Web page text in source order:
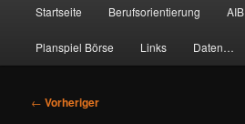
Startseite Berufsorientierung AIB
Planspiel Börse Links Daten…
Beitragsnavigation
← Vorheriger